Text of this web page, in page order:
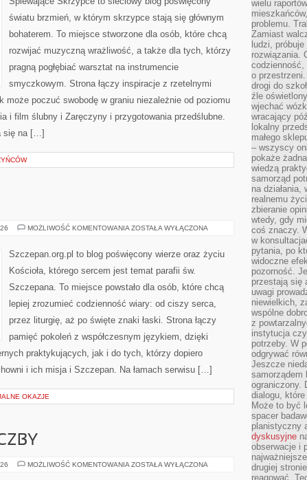
światu brzmień, w którym skrzypce stają się głównym
bohaterem. To miejsce stworzone dla osób, które chcą
rozwijać muzyczną wrażliwość, a także dla tych, którzy
pragną pogłębiać warsztat na instrumencie
smyczkowym. Strona łączy inspiracje z rzetelnymi
poczuć swobodę w graniu niezależnie od poziomu
i film ślubny i Zaręczyny i przygotowania przedślubne.
się na […]
MOŻLIWOŚĆ KOMENTOWANIA SZCZEPAN
ZOSTAŁA WYŁĄCZONA
Szczepan.org.pl to blog poświęcony wierze oraz życiu
Kościoła, którego sercem jest temat parafii św.
Szczepana. To miejsce powstało dla osób, które chcą
lepiej zrozumieć codzienność wiary: od ciszy serca,
przez liturgię, aż po święte znaki łaski. Strona łączy
pamięć pokoleń z współczesnym językiem, dzięki
praktykujących, jak i do tych, którzy dopiero
i ich misja i Szczepan. Na łamach serwisu […]
OKAZJE
MOŻLIWOŚĆ KOMENTOWANIA MATEMATYKA
ZOSTAŁA WYŁĄCZONA
wielu
problemu.
Zamiast
ludzi,
rozwiązania.
codzienność,
o
drogi do
źle
wjechać
wracający
lokalny
małego
– wszyscy
pokaże
wiedzą
samorząd
na
realnemu
zbieranie
wtedy, gdy
coś znaczy.
w
pytania, po
widoczne
pozorność.
przestają się
uwagi
niewielkich,
wspólne
z
instytucja
potrzeby. W
odgrywać
Jeszcze
samorządem
ograniczony.
dialogu,
Może to być
spacer
planistyczny
dyskusyjne
obserwacje i
drugiej
reagować.